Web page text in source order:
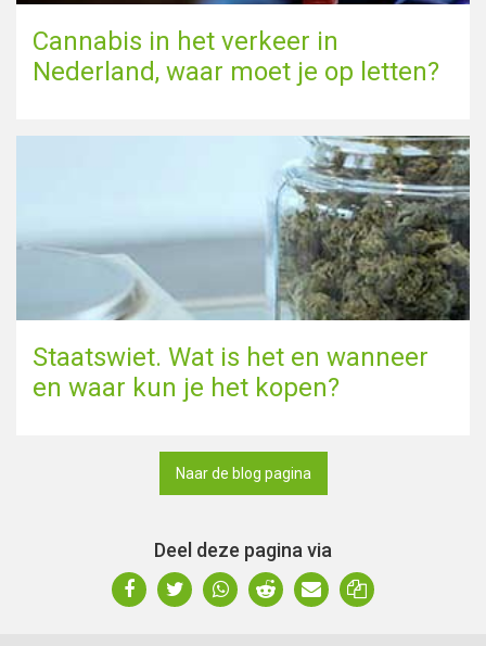
Cannabis in het verkeer in
Nederland, waar moet je op letten?
Staatswiet. Wat is het en wanneer
en waar kun je het kopen?
Naar de blog pagina
Deel deze pagina via